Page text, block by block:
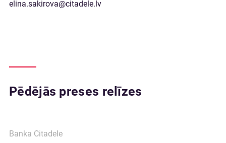
elina.sakirova@citadele.lv
Pēdējās preses relīzes
Banka Citadele